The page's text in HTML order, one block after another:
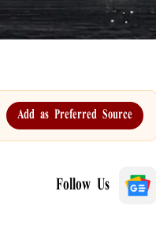
Add as Preferred Source
Follow Us